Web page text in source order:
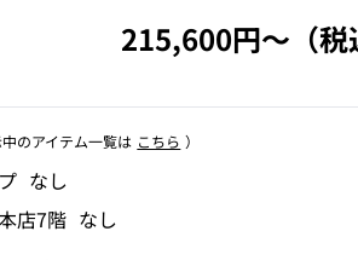
215,600円〜（税
のアイテム⼀覧は こちら ）
なし
店7階 なし